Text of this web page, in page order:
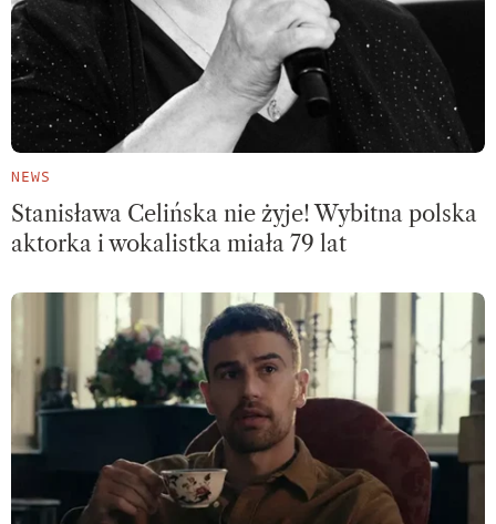
NEWS
Stanisława Celińska nie żyje! Wybitna polska
aktorka i wokalistka miała 79 lat